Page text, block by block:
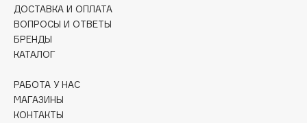
Corimo
CosRX
Cottolina
Cunzite
Curaprox
ДОСТАВКА И ОПЛАТА
ВОПРОСЫ И ОТВЕТЫ
БРЕНДЫ
КАТАЛОГ
РАБОТА У НАС
МАГАЗИНЫ
КОНТАКТЫ